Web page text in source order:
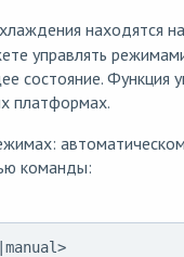
находятся
управлять
состояние. Функция
платформах.
команды: